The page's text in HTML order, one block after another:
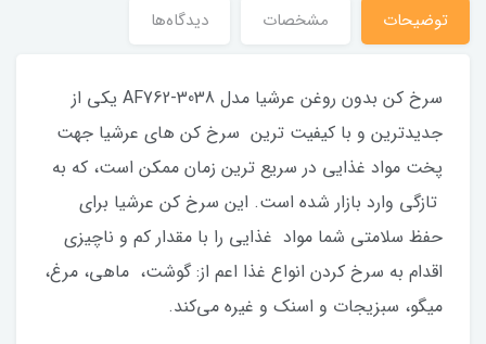
توضیحات مشخصات دیدگاه‌ها
سرخ کن بدون روغن عرشیا مدل AF762-3038 یکی از
جدیدترین و با کیفیت ترین سرخ کن های عرشیا جهت
پخت مواد غذایی در سریع ترین زمان ممکن است، که به
تازگی وارد بازار شده است. این سرخ کن عرشیا برای
حفظ سلامتی شما مواد غذایی را با مقدار کم و ناچیزی
اقدام به سرخ کردن انواع غذا اعم از: گوشت، ماهی، مرغ،
میگو، سبزیجات و اسنک و غیره می‌کند.